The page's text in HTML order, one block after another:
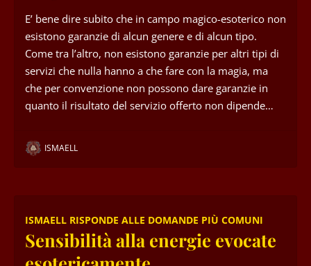
E’ bene dire subito che in campo magico-esoterico non
esistono garanzie di alcun genere e di alcun tipo.
Come tra l’altro, non esistono garanzie per altri tipi di
servizi che nulla hanno a che fare con la magia, ma
che per convenzione non possono dare garanzie in
quanto il risultato del servizio offerto non dipende…
ISMAELL
ISMAELL RISPONDE ALLE DOMANDE PIÙ COMUNI
Sensibilità alla energie evocate